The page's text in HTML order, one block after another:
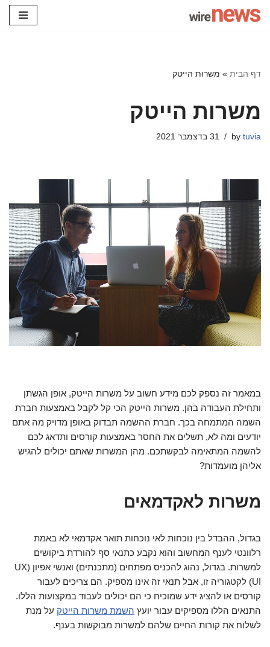
דף הבית » משרות הייטק
משרות הייטק
by tuvia 31 בדצמבר 2021
במאמר זה נספק לכם מידע חשוב על משרות הייטק, אופן הגשתן
ותחילת העבודה בהן. משרות הייטק הכי קל לקבל באמצעות חברת
השמה המתמחה בכך. חברת ההשמה תבדוק באופן מדויק מה אתם
יודעים ומה לא, תשלים את החסר באמצעות קורסים ותדאג לכם
להשמה המתאימה לבקשתכם. מהן המשרות שאתם יכולים להגיש
אליהן מועמדות?
משרות לאקדמאים
בגדול, ההבדל בין נוכחות לאי נוכחות תואר אקדמאי לא באמת
רלוונטי לענף המחשוב והוא נקבע כתנאי סף להורדת ביקושים
למשרות. בגדול, נהוג להכניס מפתחים (מתכנתים) ואנשי אפיון (UX
UI) לקטגוריה זו, אבל תנאי זה אינו מספיק. הם צריכים לעבור
קורסים או להציג ידע שמוכיח כי הם יכולים לעבוד במקצועות הללו.
התנאים הללו מספיקים עבור יועץ השמת משרות הייטק על מנת
לשלוח את קורות החיים שלהם למשרות מבוקשות בענף.